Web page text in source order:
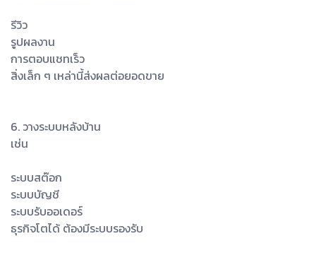
รีวิว
รูปผลงาน
การตอบแชทเร็ว
สิ่งเล็ก ๆ เหล่านี้ส่งผลต่อยอดขาย
6. วางระบบหลังบ้าน
เช่น
ระบบสต๊อก
ระบบบัญชี
ระบบรับออเดอร์
ธุรกิจโตได้ ต้องมีระบบรองรับ